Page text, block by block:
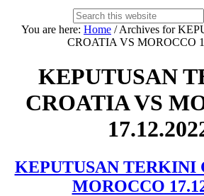
Search
this
website
Hide
Search
You are here: Home /Archives for
CROATIA VS MOROCCO
KEPUTUSAN
CROATIA VS
KEPUTUSAN TERKINI
MOROCCO